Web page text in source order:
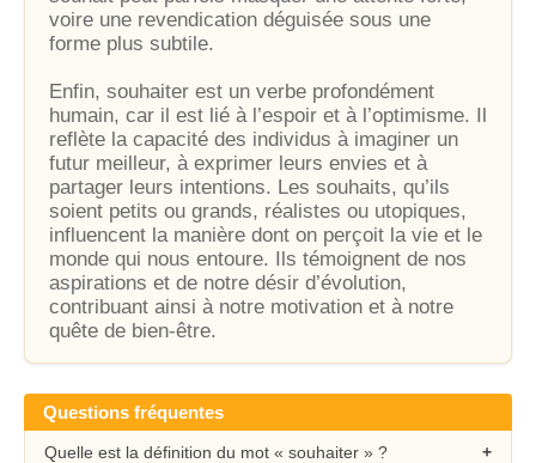
voire une revendication déguisée sous une
forme plus subtile.
Enfin, souhaiter est un verbe profondément
humain, car il est lié à l’espoir et à l’optimisme. Il
reflète la capacité des individus à imaginer un
futur meilleur, à exprimer leurs envies et à
partager leurs intentions. Les souhaits, qu’ils
soient petits ou grands, réalistes ou utopiques,
influencent la manière dont on perçoit la vie et le
monde qui nous entoure. Ils témoignent de nos
aspirations et de notre désir d’évolution,
contribuant ainsi à notre motivation et à notre
quête de bien-être.
Questions fréquentes
Quelle est la définition du mot « souhaiter » ?